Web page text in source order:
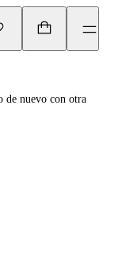
de nuevo con otra